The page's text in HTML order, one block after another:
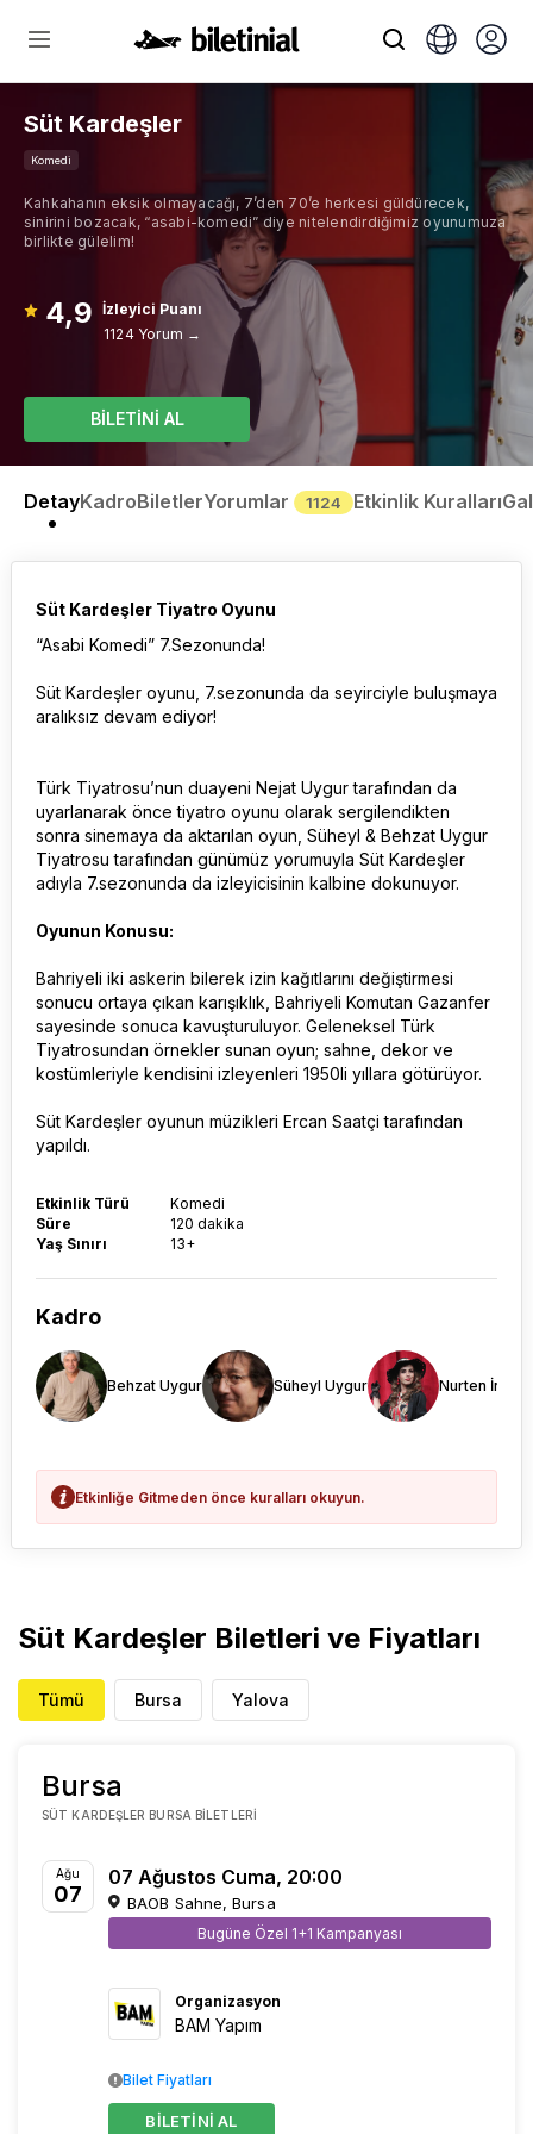
Süt Kardeşler
Komedi
Kahkahanın eksik olmayacağı, 7’den 70’e herkesi güldürecek,
sinirini bozacak, “asabi-komedi” diye nitelendirdiğimiz oyunumuza
birlikte gülelim!
4,9 İzleyici Puanı
1124 Yorum →
BİLETİNİ AL
DetayKadroBiletlerYorumlar 1124 Etkinlik Kuralları
Süt Kardeşler Tiyatro Oyunu
“Asabi Komedi” 7.Sezonunda!
Süt Kardeşler oyunu, 7.sezonunda da seyirciyle buluşmaya
aralıksız devam ediyor!
Türk Tiyatrosu’nun duayeni Nejat Uygur tarafından da
uyarlanarak önce tiyatro oyunu olarak sergilendikten
sonra sinemaya da aktarılan oyun, Süheyl & Behzat Uygur
Tiyatrosu tarafından günümüz yorumuyla Süt Kardeşler
adıyla 7.sezonunda da izleyicisinin kalbine dokunuyor.
Oyunun Konusu:
Bahriyeli iki askerin bilerek izin kağıtlarını değiştirmesi
sonucu ortaya çıkan karışıklık, Bahriyeli Komutan Gazanfer
sayesinde sonuca kavuşturuluyor. Geleneksel Türk
Tiyatrosundan örnekler sunan oyun; sahne, dekor ve
kostümleriyle kendisini izleyenleri 1950li yıllara götürüyor.
Süt Kardeşler oyunun müzikleri Ercan Saatçi tarafından
yapıldı.
Etkinlik Türü
Komedi
Süre
120 dakika
Yaş Sınırı
13+
Kadro
Behzat Uygur Süheyl Uygur Nurten İnan
Etkinliğe Gitmeden önce kuralları okuyun.
Süt Kardeşler Biletleri ve Fiyatları
Tümü Bursa Yalova
Bursa
SÜT KARDEŞLER BURSA BILETLERI
Ağu
07
07 Ağustos Cuma, 20:00
BAOB Sahne, Bursa
Bugüne Özel 1+1 Kampanyası
Organizasyon
BAM Yapım
BİLETİNİ AL
Bilet Fiyatları